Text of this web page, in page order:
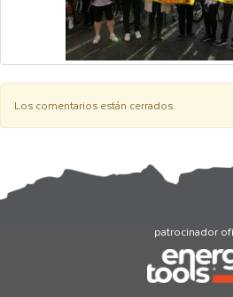
Los comentarios están cerrados.
patrocinador